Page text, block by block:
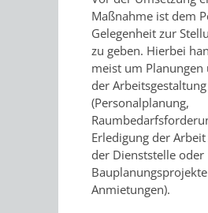
HAUS
BÜRGERSAAL
IM
ALTEN
RATHAUS
Maßnahme ist dem
Gelegenheit zur
zu geben. Hierbei
meist um Planungen
der Arbeitsgestaltung
(Personalplanung,
Erledigung der
der Dienststelle oder
Anmietungen).